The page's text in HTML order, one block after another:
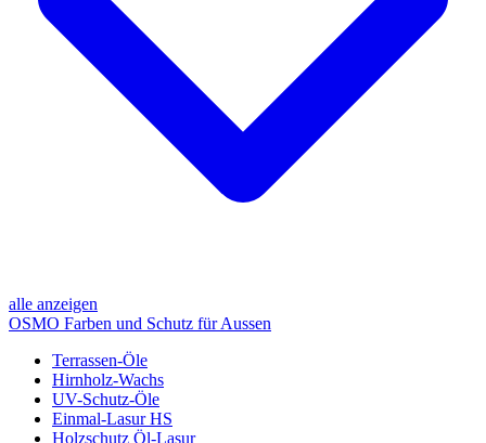
alle anzeigen
OSMO Farben und Schutz für Aussen
Terrassen-Öle
Hirnholz-Wachs
UV-Schutz-Öle
Einmal-Lasur HS
Holzschutz Öl-Lasur